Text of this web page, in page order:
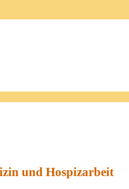
und Hospizarbeit